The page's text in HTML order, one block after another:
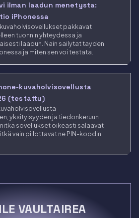
ilman laadun menetysta:
iPhonessa
pakkavat
tuonnin yhteydessa ja
laadun. Nain sailytat tayden
ja miten sen voi testata.
kuvaholvisovellusta
(testattu)
yksityisyyden ja tiedonkeruun
sovellukset oikeasti salaavat
vain piilottavat ne PIN-koodin
VAULTAIREA